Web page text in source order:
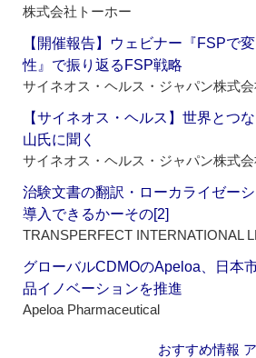
株式会社トーホー
【開催報告】ウェビナー『FSPで
性』で振り返るFSP戦略
サイネオス・ヘルス・ジャパン株式会
【サイネオス・ヘルス】世界とつ
山氏に聞く
サイネオス・ヘルス・ジャパン株式会
治験文書の翻訳・ローカライゼー
導入できるかーその[2]
TRANSPERFECT INTERNATIONAL
グローバルCDMOのApeloa、日本
品イノベーションを推進
Apeloa Pharmaceutical
おすすめ情報